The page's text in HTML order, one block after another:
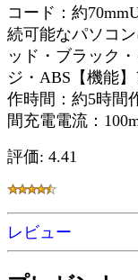
コード：約
続可能なパソコ
ッド・ブラック
ジ・ABS【機能
作時間：約5時間
間充電電流：
評価: 4.41
レビュー